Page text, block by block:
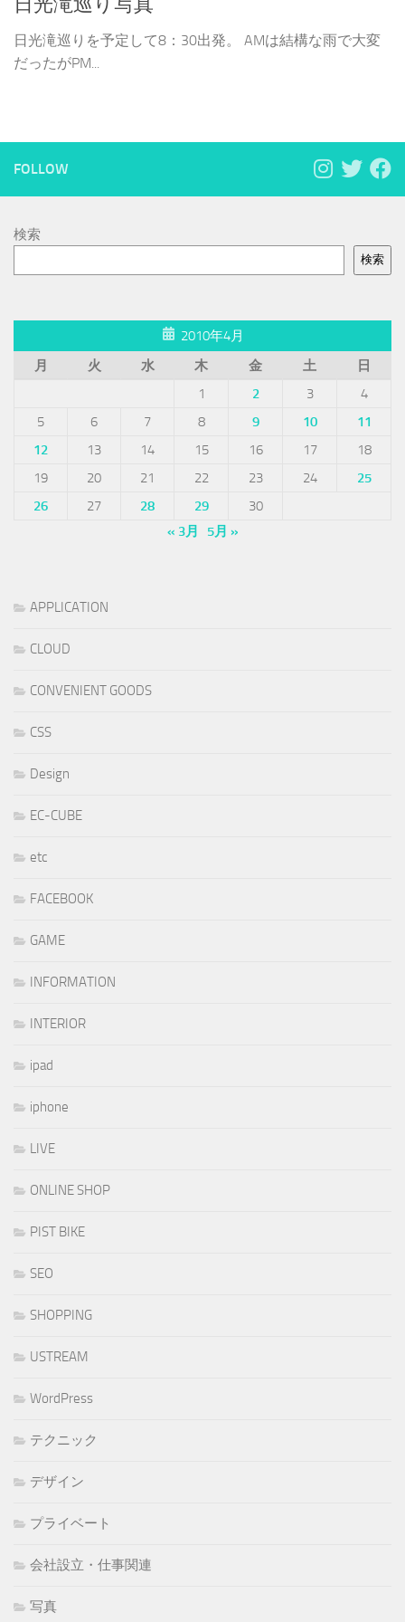
日光滝巡りを予定して8：30出発。 AMは結構な雨で大変
だったがPM...
FOLLOW
検索
検索
2010年4月
月
火 水 木 金 土
日
1
2 3
4
5
6 7 8 9 10
11
12
13 14 15 16 17
18
19
20 21 22 23 24
25
26
27 28 29
30
« 3月
5月 »
APPLICATION
CLOUD
CONVENIENT GOODS
CSS
Design
EC-CUBE
etc
FACEBOOK
GAME
INFORMATION
INTERIOR
ipad
iphone
LIVE
ONLINE SHOP
PIST BIKE
SEO
SHOPPING
USTREAM
WordPress
テクニック
デザイン
プライベート
会社設立・仕事関連
写真